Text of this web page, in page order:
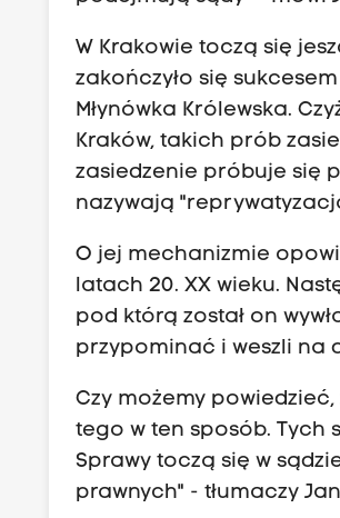
W Krakowie toczą się
zakończyło się
Młynówka Królewska.
Kraków, takich prób
zasiedzenie próbuje się
nazywają
O jej mechanizmie
latach 20. XX wieku.
pod którą został on
przypominać i weszli na
Czy możemy
tego w ten sposób. Tych
Sprawy toczą się w
prawnych" - tłumaczy